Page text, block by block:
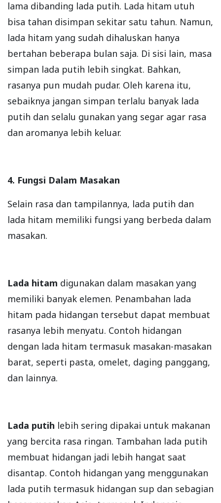
lama dibanding lada putih. Lada hitam utuh
bisa tahan disimpan sekitar satu tahun. Namun,
lada hitam yang sudah dihaluskan hanya
bertahan beberapa bulan saja. Di sisi lain, masa
simpan lada putih lebih singkat. Bahkan,
rasanya pun mudah pudar. Oleh karena itu,
sebaiknya jangan simpan terlalu banyak lada
putih dan selalu gunakan yang segar agar rasa
dan aromanya lebih keluar.
4. Fungsi Dalam Masakan
Selain rasa dan tampilannya, lada putih dan
lada hitam memiliki fungsi yang berbeda dalam
masakan.
Lada hitam digunakan dalam masakan yang
memiliki banyak elemen. Penambahan lada
hitam pada hidangan tersebut dapat membuat
rasanya lebih menyatu. Contoh hidangan
dengan lada hitam termasuk masakan-masakan
barat, seperti pasta, omelet, daging panggang,
dan lainnya.
Lada putih lebih sering dipakai untuk makanan
yang bercita rasa ringan. Tambahan lada putih
membuat hidangan jadi lebih hangat saat
disantap. Contoh hidangan yang menggunakan
lada putih termasuk hidangan sup dan sebagian